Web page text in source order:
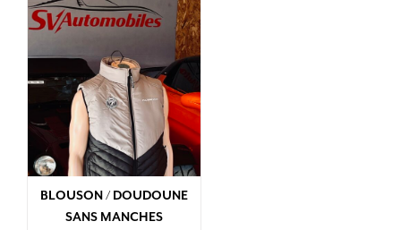
BLOUSON / DOUDOUNE
SANS MANCHES